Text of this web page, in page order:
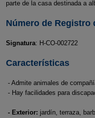
parte de la casa destinada a
Número de Registro
Signatura: H-CO-002722
Características
- Admite animales de
- Hay facilidades para
- Exterior: jardín, terraza,